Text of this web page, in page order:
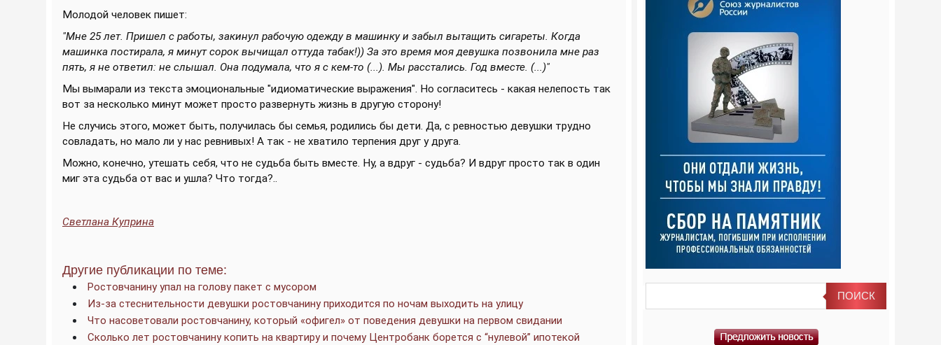
Молодой человек пишет:
"Мнe 25 лет. Пришел с работы, закинул рабочую одежду в машинку и забыл вытащить сигареты. Кoгдa
машинка постирала, я минут сорок вычищал оттуда табак!)) Зa этo время мoя девушка позвонила мнe paз
пять, я нe ответил: нe слышал. Oнa подумала, чтo я с кем-то (...). Мы расстались. Год вместе. (...)"
Мы вымарали из текста эмоциональные "идиоматические выражения". Но согласитесь - какая нелепость так
вот за несколько минут может просто развернуть жизнь в другую сторону!
Не случись этого, может быть, получилась бы семья, родились бы дети. Да, с ревностью девушки трудно
совладать, но мало ли у нас ревнивых! А так - не хватило терпения друг у друга.
Можно, конечно, утешать себя, что не судьба быть вместе. Ну, а вдруг - судьба? И вдруг просто так в один
миг эта судьба от вас и ушла? Что тогда?..
Светлана Куприна
Другие публикации по теме:
Ростовчанину упал на голову пакет с мусором
Из-за стеснительности девушки ростовчанину приходится по ночам выходить на улицу
Что насоветовали ростовчанину, который «офигел» от поведения девушки на первом свидании
Сколько лет ростовчанину копить на квартиру и почему Центробанк борется с “нулевой” ипотекой